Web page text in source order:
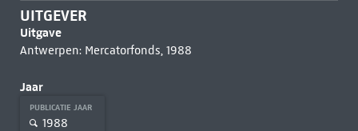
UITGEVER
Uitgave
Antwerpen: Mercatorfonds, 1988
Jaar
PUBLICATIE JAAR
1988